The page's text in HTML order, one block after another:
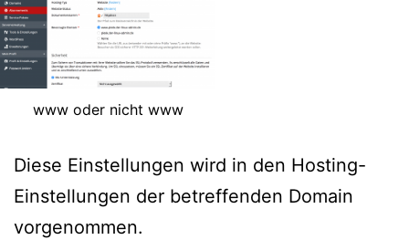
www oder nicht www
Diese Einstellungen wird in den Hosting-
Einstellungen der betreffenden Domain
vorgenommen.